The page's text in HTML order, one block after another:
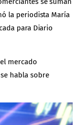
la periodista María
para Diario
mercado
habla sobre